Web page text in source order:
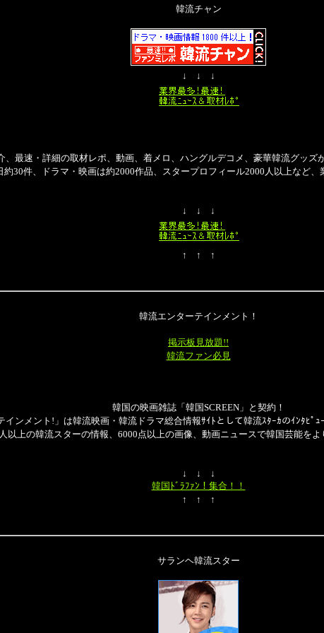
韓流チャン
↓ ↓ ↓
最速・詳細の取材レポ、動画、着メロ、ハングルデコメ、豪華韓流グッズ
30件、ドラマ・映画は約2000作品、スタープロフィール2000人以上など、
↓ ↓ ↓
↑ ↑ ↑
韓流エンターテインメント！
掲示板見放題!!
韓流ファン必見
韓国の映画雑誌「韓国SCREEN」と契約！
インメント!」は韓流映画・韓流ドラマ総合情報ｻｲﾄとして韓流ｽﾀｰｶのｲﾝﾀﾋﾟｭ
以上の韓流スターの情報、6000点以上の画像、動画ニュースで韓国芸能をよ
↓ ↓ ↓
韓国ﾄﾞﾗﾌｧﾝ！集合！！
↑ ↑ ↑
サランヘ韓流スター